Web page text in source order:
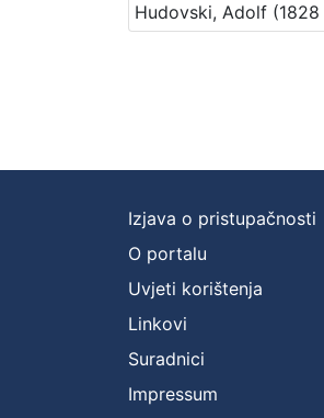
Izjava o pristupačnosti
O portalu
Uvjeti korištenja
Linkovi
Suradnici
Impressum